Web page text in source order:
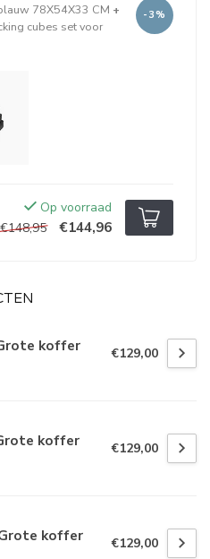
78X54X33 CM +
cubes set voor
-3%
Op voorraad
€148,95
€144,96
koffer €129,00
koffer €129,00
koffer €129,00